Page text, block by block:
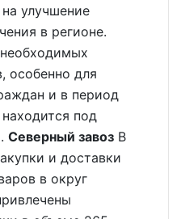
улучшение
в регионе.
особенно для
и в период
под
Северный завоз В
и доставки
в округ